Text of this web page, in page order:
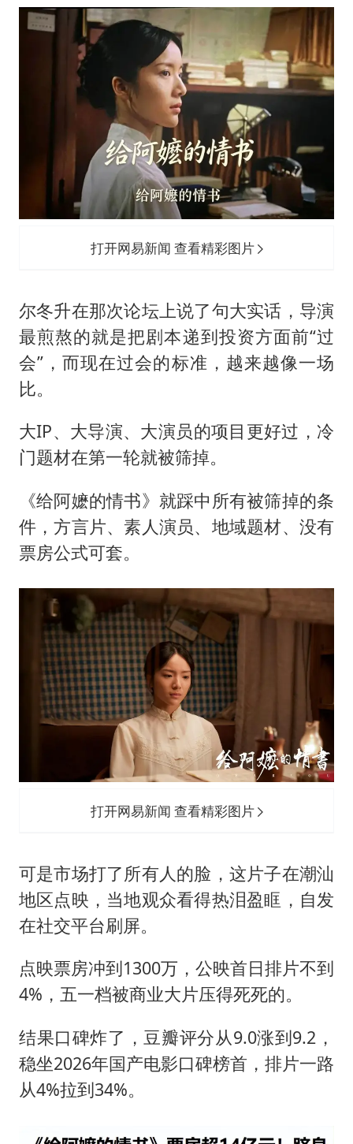
打开网易新闻 查看精彩图片
尔冬升在那次论坛上说了句大实话，导演
最煎熬的就是把剧本递到投资方面前“过
会”，而现在过会的标准，越来越像一场
比。
大IP、大导演、大演员的项目更好过，冷
门题材在第一轮就被筛掉。
《给阿嬷的情书》就踩中所有被筛掉的条
件，方言片、素人演员、地域题材、没有
票房公式可套。
打开网易新闻 查看精彩图片
可是市场打了所有人的脸，这片子在潮汕
地区点映，当地观众看得热泪盈眶，自发
在社交平台刷屏。
点映票房冲到1300万，公映首日排片不到
4%，五一档被商业大片压得死死的。
结果口碑炸了，豆瓣评分从9.0涨到9.2，
稳坐2026年国产电影口碑榜首，排片一路
从4%拉到34%。